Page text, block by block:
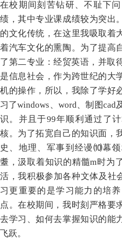
在校期间刻苦钻研、不耻下
绩，其中专业课成绩较为突出
的文化传统，在这里我吸取着
着汽车文化的熏陶。为了提高
了第二专业：经贸英语，并取
是信息社会，作为跨世纪的大
机的操作，所以，我除了学好
习了windows、word、制图cad
识。并且于99年顺利通过了
核。为了拓宽自己的知识面，
史、地理、军事到经谩⑽幕
耋，汲取着知识的精髓m时为
活，我积极参加各种文体及社
习更重要的是学习能力的培
点。在校期间，我时刻严格要
去学习、如何去掌握知识的能
飞跃。